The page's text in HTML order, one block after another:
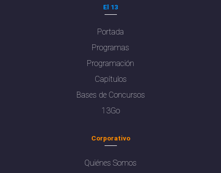
El 13
Portada
Programas
Programación
Capítulos
Bases de Concursos
13Go
Corporativo
Quiénes Somos